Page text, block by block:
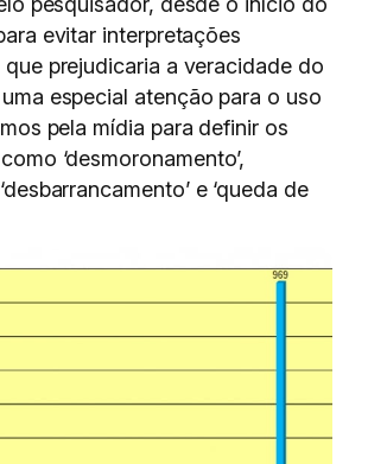
evitar interpretações
prejudicaria a veracidade do
especial atenção para o uso
pela mídia para definir os
‘desmoronamento’,
e ‘queda de